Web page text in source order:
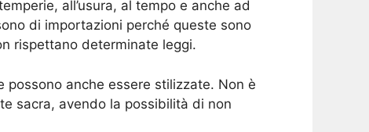
all’usura, al tempo e anche ad
di importazioni perché queste sono
rispettano determinate leggi.
possono anche essere stilizzate. Non è
sacra, avendo la possibilità di non